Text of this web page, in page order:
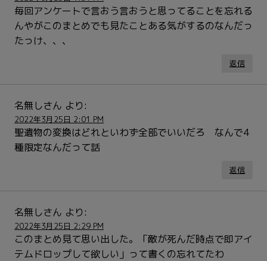
毎回アンケートで言おう言おうと思ってることを忘れる
んやがこのまとめでも見たことある気がするのなんだっ
たっけ、、、
返信
名無しさん より:
2022年3月25日 2:01 PM
聖遺物の変換はどれといわず全部でいいだろ なんで4
種限定なんだって話
返信
名無しさん より:
2022年3月25日 2:29 PM
このまとめ見て思い出した。「敵が死んだ時点で即アイ
テムドロップして欲しい」って書くの忘れてたわ